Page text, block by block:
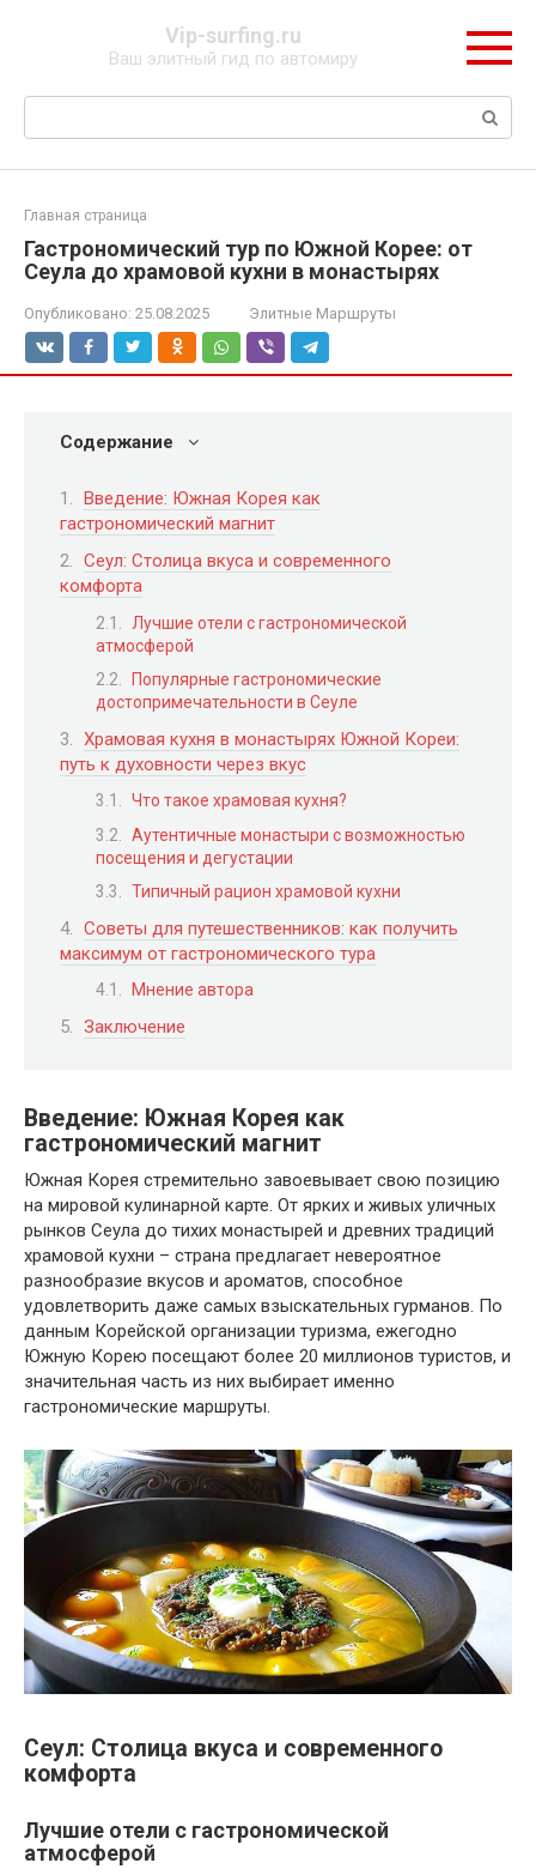
Vip-surfing.ru
Ваш элитный гид по автомиру
Поиск:
Главная страница
Гастрономический тур по Южной Корее: от
Сеула до храмовой кухни в монастырях
Опубликовано: 25.08.2025 Элитные Маршруты
Содержание
Введение: Южная Корея как
гастрономический магнит
Сеул: Столица вкуса и современного
комфорта
Лучшие отели с гастрономической
атмосферой
Популярные гастрономические
достопримечательности в Сеуле
Храмовая кухня в монастырях Южной Кореи:
путь к духовности через вкус
Что такое храмовая кухня?
Аутентичные монастыри с возможностью
посещения и дегустации
Типичный рацион храмовой кухни
Советы для путешественников: как получить
максимум от гастрономического тура
Мнение автора
Заключение
Введение: Южная Корея как
гастрономический магнит
Южная Корея стремительно завоевывает свою позицию
на мировой кулинарной карте. От ярких и живых уличных
рынков Сеула до тихих монастырей и древних традиций
храмовой кухни – страна предлагает невероятное
разнообразие вкусов и ароматов, способное
удовлетворить даже самых взыскательных гурманов. По
данным Корейской организации туризма, ежегодно
Южную Корею посещают более 20 миллионов туристов, и
значительная часть из них выбирает именно
гастрономические маршруты.
Сеул: Столица вкуса и современного
комфорта
Лучшие отели с гастрономической
атмосферой